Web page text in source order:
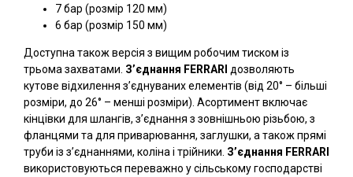
7 бар (розмір 120 мм)
6 бар (розмір 150 мм)
Доступна також версія з вищим робочим тиском із
трьома захватами. З’єднання FERRARI дозволяють
кутове відхилення з’єднуваних елементів (від 20° – більші
розміри, до 26° – менші розміри). Асортимент включає
кінцівки для шлангів, з’єднання з зовнішньою різьбою, з
фланцями та для приварювання, заглушки, а також прямі
труби із з’єднаннями, коліна і трійники. З’єднання FERRARI
використовуються переважно у сільському господарстві